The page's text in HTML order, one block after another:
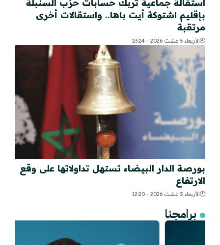
استقالة جماعية تربك حسابات حزب السنبلة
بإقليم اشتوكة أيت باها.. واستقالات أخرى
مرتقبة
الأربعاء 5 غشت 2026 - 23:24
بورصة الدار البيضاء تستهل تداولاتها على وقع
الارتفاع
الأربعاء 5 غشت 2026 - 12:20
برامجنا